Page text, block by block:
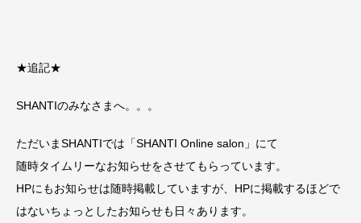
★追記★
SHANTIのみなさまへ。。。
ただいまSHANTIでは「SHANTI Online salon」にて
随時タイムリーなお知らせをさせてもらっています。
HPにもお知らせは随時掲載していますが、HPに掲載するほどで
はないちょっとしたお知らせも日々あります。